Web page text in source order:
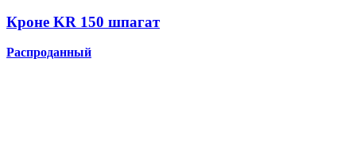
Кроне KR 150 шпагат
Распроданный